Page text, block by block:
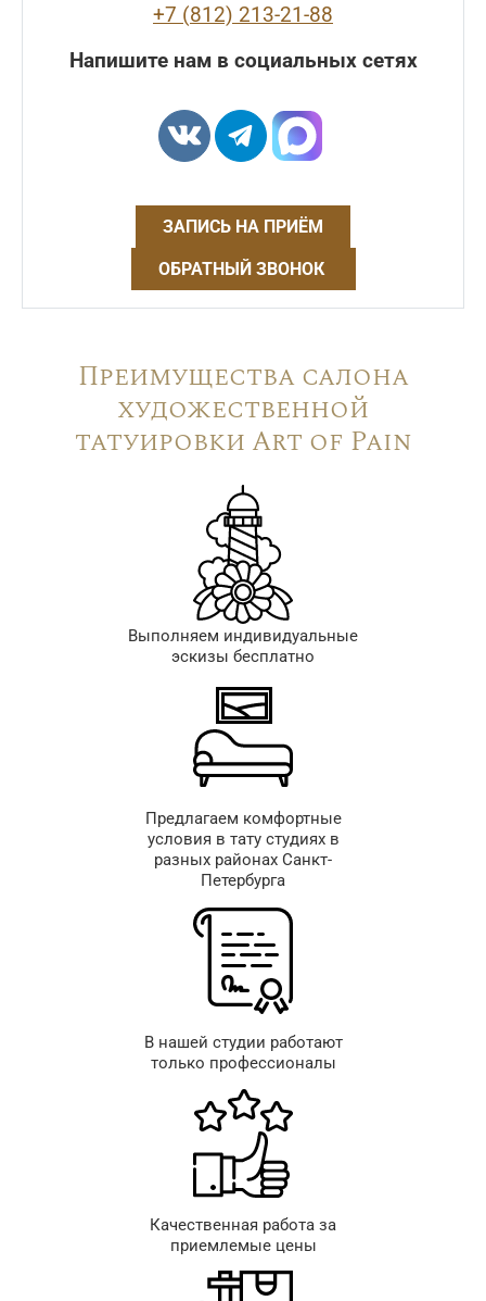
+7 (812) 213-21-88
Напишите нам в социальных сетях
ЗАПИСЬ НА ПРИЁМ
ОБРАТНЫЙ ЗВОНОК
Преимущества салона
художественной
татуировки Art of Pain
Выполняем индивидуальные
эскизы бесплатно
Предлагаем комфортные
условия в тату студиях в
разных районах Санкт-
Петербурга
В нашей студии работают
только профессионалы
Качественная работа за
приемлемые цены